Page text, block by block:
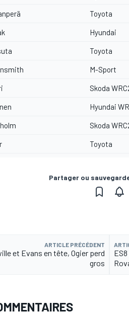
Toyota
Hyundai
Toyota
M-Sport
Skoda
Hyundai
Skoda
Toyota
Partager ou
ARTICLE PRÉCÉDENT
et Evans en tête, Ogier perd
gros